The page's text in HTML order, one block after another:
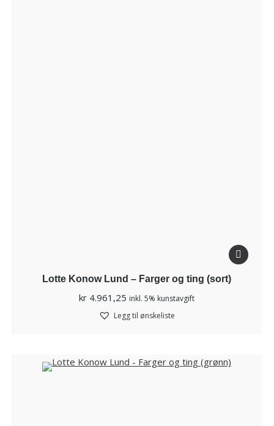
Lotte Konow Lund – Farger og ting (sort)
kr 4.961,25 inkl. 5% kunstavgift
Legg til ønskeliste